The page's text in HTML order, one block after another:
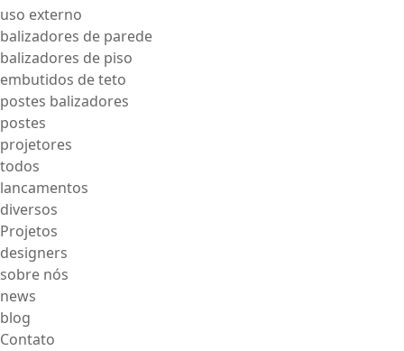
uso externo
balizadores de parede
balizadores de piso
embutidos de teto
postes balizadores
postes
projetores
todos
lancamentos
diversos
Projetos
designers
sobre nós
news
blog
Contato